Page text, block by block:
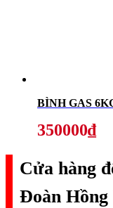
BÌNH GAS
350000₫
Cửa hàng
Đoàn Hồng